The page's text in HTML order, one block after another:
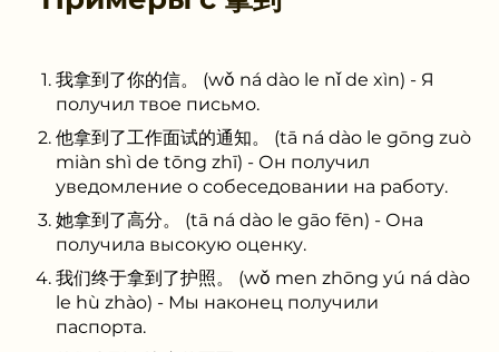
我拿到了你的信。 (wǒ ná dào le nǐ de xìn) - Я
получил твое письмо.
他拿到了工作面试的通知。 (tā ná dào le gōng zuò
miàn shì de tōng zhī) - Он получил
уведомление о собеседовании на работу.
她拿到了高分。 (tā ná dào le gāo fēn) - Она
получила высокую оценку.
我们终于拿到了护照。 (wǒ men zhōng yú ná dào
le hù zhào) - Мы наконец получили
паспорта.